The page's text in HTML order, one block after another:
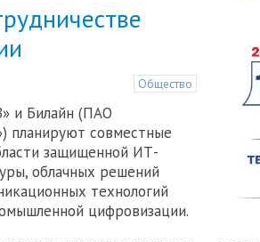
Общество
и Билайн (ПАО
планируют совместные
защищенной ИТ-
облачных решений
технологий
цифровизации.